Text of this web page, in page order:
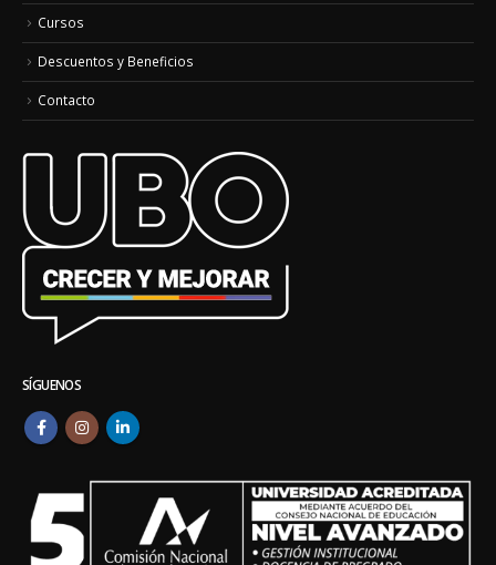
Cursos
Descuentos y Beneficios
Contacto
SÍGUENOS